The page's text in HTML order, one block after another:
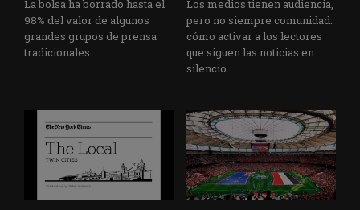
La bolsa ha borrado hasta el
98% del valor de algunos
grandes grupos de prensa
tradicionales
Los medios tienen audiencia,
pero no siempre comunidad:
cómo activar a los lectores
que siguen las noticias en
silencio